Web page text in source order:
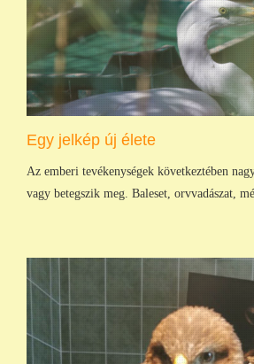
Egy jelkép új élete
Az emberi tevékenységek következtében
vagy betegszik meg. Baleset, orvvadászat,